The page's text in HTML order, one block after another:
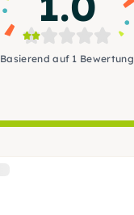
Basierend auf 1 Bewertung